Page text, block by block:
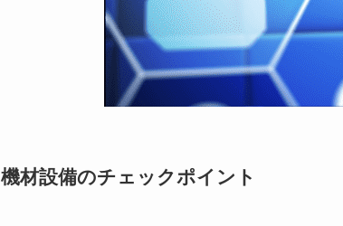
機材設備のチェックポイント